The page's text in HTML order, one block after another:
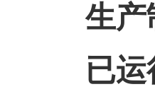
生产
已